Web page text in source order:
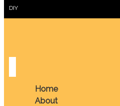
DIY
Home
About